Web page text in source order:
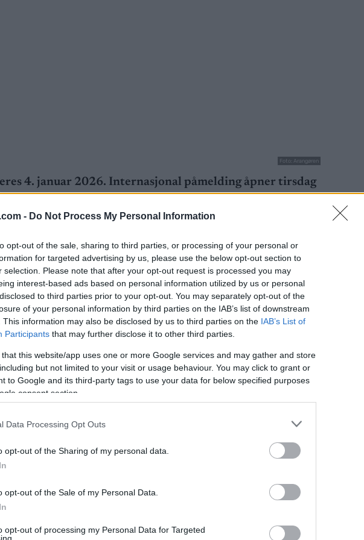
- Do Not Process My Personal Information
opt-out of the sale, sharing to third parties, or processing of your personal or
for targeted advertising by us, please use the below opt-out section to
selection. Please note that after your opt-out request is processed you may
interest-based ads based on personal information utilized by us or personal
to third parties prior to your opt-out. You may separately opt-out of the
of your personal information by third parties on the IAB’s list of downstream
This information may also be disclosed by us to third parties on the IAB’s List of
Participants that may further disclose it to other third parties.
that this website/app uses one or more Google services and may gather and store
but not limited to your visit or usage behaviour. You may click to grant or
to Google and its third-party tags to use your data for below specified purposes
consent section.
Data Processing Opt Outs
opt-out of the Sharing of my personal data.
opt-out of the Sale of my Personal Data.
opt-out of processing my Personal Data for Targeted
Foto: Arangøren
4. januar 2026. Internasjonal påmelding åpner tirsdag
rundt 800 deltakere hvert år. De fleste kommer fra Kina,
er et av landets mest populære langløp på ski og er en
finnes kortere distanser på 25 km, 6 km, 1,5 km og 0,3
som ligger midt i en imponerende park med
Skogpark, like utenfor byen Changchun i Jilin-provinsen.
og isfestival, som åpner bare noen dager før rennet.
den offisielle SC Registration Platform. Målet er å få med
nye og innovative løsningen.
system for salg av startnummer og tilleggstjenester.
med stadig flere internasjonale deltakere. Foreløpig er
Classics Pro Tour og Challengers-renn, men den utvikles
hele verden.